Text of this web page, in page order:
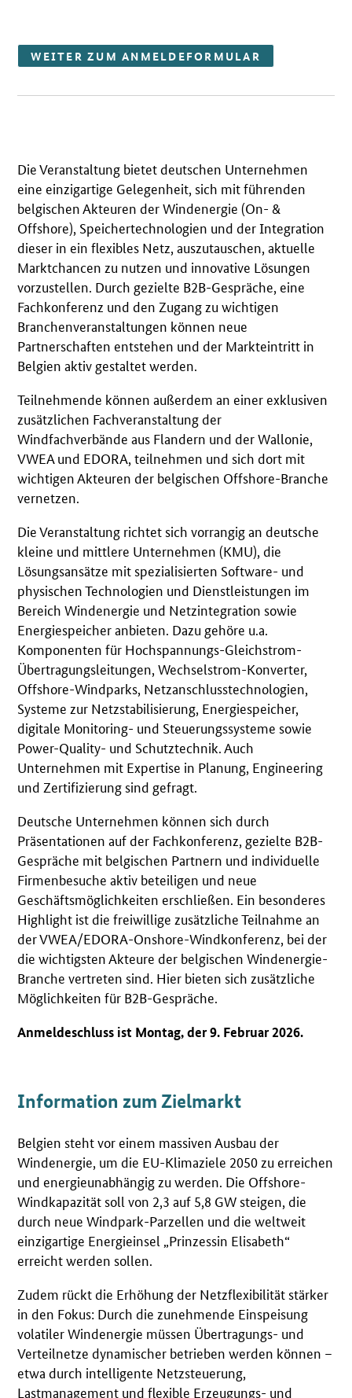
WEITER ZUM ANMELDEFORMULAR
Die Veranstaltung bietet deutschen Unternehmen
eine einzigartige Gelegenheit, sich mit führenden
belgischen Akteuren der Windenergie (On- &
Offshore), Speichertechnologien und der Integration
dieser in ein flexibles Netz, auszutauschen, aktuelle
Marktchancen zu nutzen und innovative Lösungen
vorzustellen. Durch gezielte B2B-Gespräche, eine
Fachkonferenz und den Zugang zu wichtigen
Branchenveranstaltungen können neue
Partnerschaften entstehen und der Markteintritt in
Belgien aktiv gestaltet werden.
Teilnehmende können außerdem an einer exklusiven
zusätzlichen Fachveranstaltung der
Windfachverbände aus Flandern und der Wallonie,
VWEA und EDORA, teilnehmen und sich dort mit
wichtigen Akteuren der belgischen Offshore-Branche
vernetzen.
Die Veranstaltung richtet sich vorrangig an deutsche
kleine und mittlere Unternehmen (KMU), die
Lösungsansätze mit spezialisierten Software- und
physischen Technologien und Dienstleistungen im
Bereich Windenergie und Netzintegration sowie
Energiespeicher anbieten. Dazu gehöre u.a.
Komponenten für Hochspannungs-Gleichstrom-
Übertragungsleitungen, Wechselstrom-Konverter,
Offshore-Windparks, Netzanschlusstechnologien,
Systeme zur Netzstabilisierung, Energiespeicher,
digitale Monitoring- und Steuerungssysteme sowie
Power-Quality- und Schutztechnik. Auch
Unternehmen mit Expertise in Planung, Engineering
und Zertifizierung sind gefragt.
Deutsche Unternehmen können sich durch
Präsentationen auf der Fachkonferenz, gezielte B2B-
Gespräche mit belgischen Partnern und individuelle
Firmenbesuche aktiv beteiligen und neue
Geschäftsmöglichkeiten erschließen. Ein besonderes
Highlight ist die freiwillige zusätzliche Teilnahme an
der VWEA/EDORA-Onshore-Windkonferenz, bei der
die wichtigsten Akteure der belgischen Windenergie-
Branche vertreten sind. Hier bieten sich zusätzliche
Möglichkeiten für B2B-Gespräche.
Anmeldeschluss ist Montag, der 9. Februar 2026.
Information zum Zielmarkt
Belgien steht vor einem massiven Ausbau der
Windenergie, um die EU-Klimaziele 2050 zu erreichen
und energieunabhängig zu werden. Die Offshore-
Windkapazität soll von 2,3 auf 5,8 GW steigen, die
durch neue Windpark-Parzellen und die weltweit
einzigartige Energieinsel „Prinzessin Elisabeth“
erreicht werden sollen.
Zudem rückt die Erhöhung der Netzflexibilität stärker
in den Fokus: Durch die zunehmende Einspeisung
volatiler Windenergie müssen Übertragungs- und
Verteilnetze dynamischer betrieben werden können –
etwa durch intelligente Netzsteuerung,
Lastmanagement und flexible Erzeugungs- und